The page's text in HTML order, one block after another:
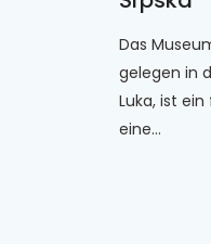
Das
gelegen in
Luka, ist
eine...